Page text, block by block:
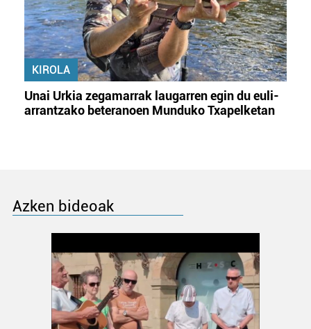
KIROLA
Unai Urkia zegamarrak laugarren egin du euli-
arrantzako beteranoen Munduko Txapelketan
Azken bideoak